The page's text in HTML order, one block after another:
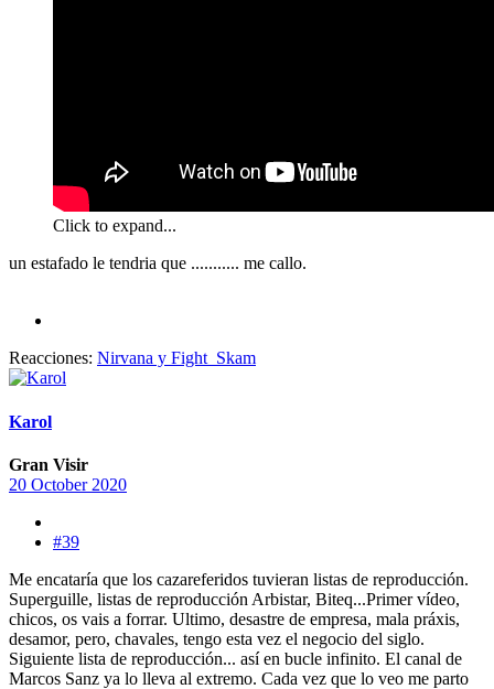
Click to expand...
un estafado le tendria que ........... me callo.
Reacciones: Nirvana y Fight_Skam
Karol
Gran Visir
20 October 2020
#39
Me encataría que los cazareferidos tuvieran listas de reproducción.
Superguille, listas de reproducción Arbistar, Biteq...Primer vídeo,
chicos, os vais a forrar. Ultimo, desastre de empresa, mala práxis,
desamor, pero, chavales, tengo esta vez el negocio del siglo.
Siguiente lista de reproducción... así en bucle infinito. El canal de
Marcos Sanz ya lo lleva al extremo. Cada vez que lo veo me parto